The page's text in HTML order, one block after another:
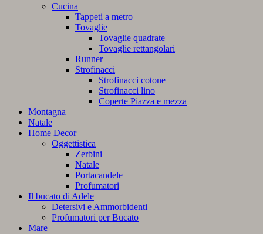
Cucina
Tappeti a metro
Tovaglie
Tovaglie quadrate
Tovaglie rettangolari
Runner
Strofinacci
Strofinacci cotone
Strofinacci lino
Coperte Piazza e mezza
Montagna
Natale
Home Decor
Oggettistica
Zerbini
Natale
Portacandele
Profumatori
Il bucato di Adele
Detersivi e Ammorbidenti
Profumatori per Bucato
Mare